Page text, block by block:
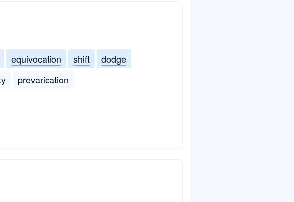
equivocation shift
dodge
prevarication